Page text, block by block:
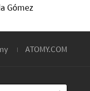
Gómez
ATOMY.COM